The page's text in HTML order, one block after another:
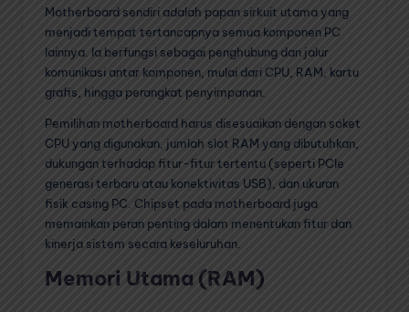
Motherboard sendiri adalah papan sirkuit utama yang
menjadi tempat tertancapnya semua komponen PC
lainnya. Ia berfungsi sebagai penghubung dan jalur
komunikasi antar komponen, mulai dari CPU, RAM, kartu
grafis, hingga perangkat penyimpanan.
Pemilihan motherboard harus disesuaikan dengan soket
CPU yang digunakan, jumlah slot RAM yang dibutuhkan,
dukungan terhadap fitur-fitur tertentu (seperti PCIe
generasi terbaru atau konektivitas USB), dan ukuran
fisik casing PC. Chipset pada motherboard juga
memainkan peran penting dalam menentukan fitur dan
kinerja sistem secara keseluruhan.
Memori Utama (RAM)